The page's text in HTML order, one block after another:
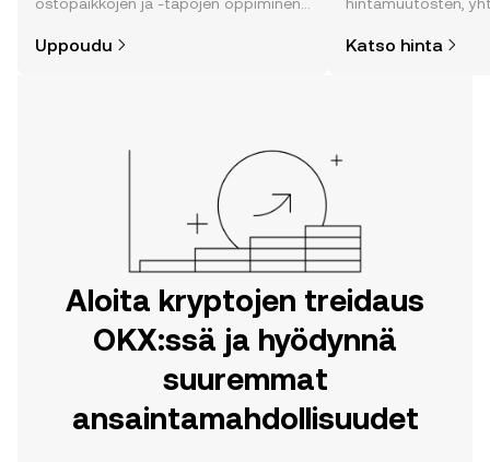
matkasi OKX:n mobiilisovelluksessa
Uppoudu Katso hinta
Aloita kryptojen treidaus
OKX:ssä ja hyödynnä
suuremmat
ansaintamahdollisuudet